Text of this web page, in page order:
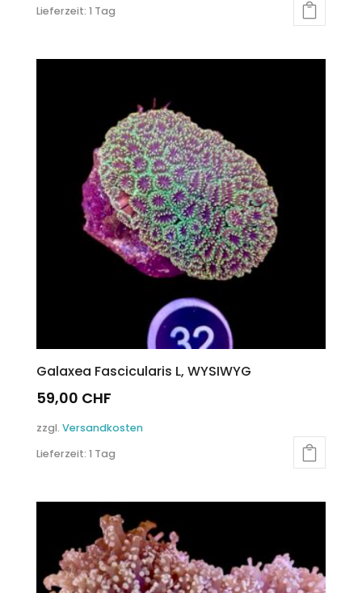
Lieferzeit: 1 Tag
Galaxea Fascicularis L, WYSIWYG
59,00 CHF
zzgl. Versandkosten
Lieferzeit: 1 Tag